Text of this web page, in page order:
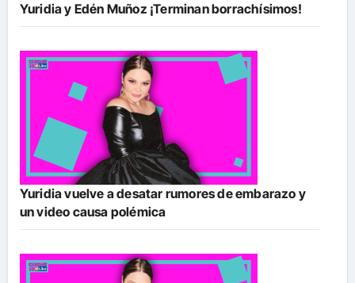
Yuridia y Edén Muñoz ¡Terminan borrachísimos!
Yuridia vuelve a desatar rumores de embarazo y
un video causa polémica